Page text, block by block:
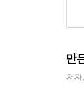
만
저